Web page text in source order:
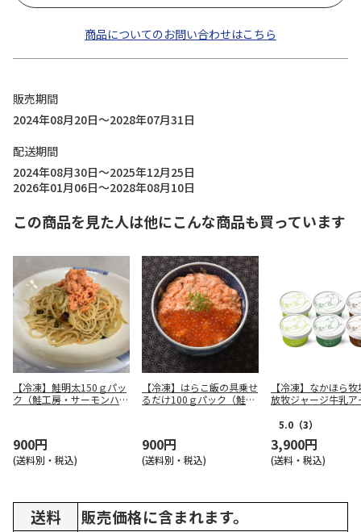
商品についてのお問い合わせはこちら
販売期間
2024年08月20日～2028年07月31日
配送期間
2024年08月30日～2025年12月25日
2026年01月06日～2028年08月10日
この商品を見た人は他にこんな商品も買っています
【冷凍】鮭明太150ｇパッ
ク（鮭工房・サーモンハウ
900円
(送料別・税込)
【冷凍】はらこ飯の具乗せ
るだけ100ｇパック（鮭工
900円
(送料別・税込)
【冷凍】なかほら
放牧ジャージ牛乳ア
5.0 （3）
3,900円
(送料・税込)
送料
販売価格に含まれます。